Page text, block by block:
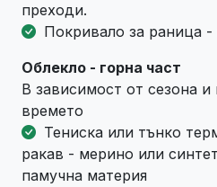
преходи.
Покривало за раница
Облекло - горна част
В зависимост от сезона и
времето
Тениска или тънко
ракав - мерино или
памучна материя